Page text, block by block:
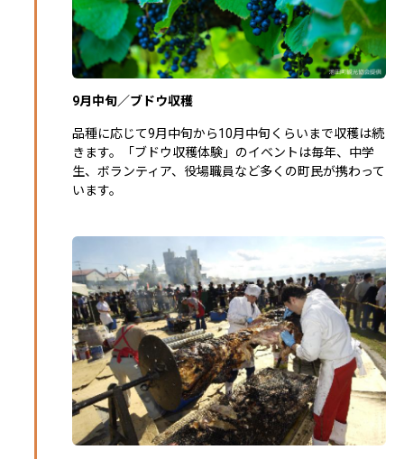
9月中旬／ブドウ収穫
品種に応じて9月中旬から10月中旬くらいまで収穫は続
きます。「ブドウ収穫体験」のイベントは毎年、中学
生、ボランティア、役場職員など多くの町民が携わって
います。